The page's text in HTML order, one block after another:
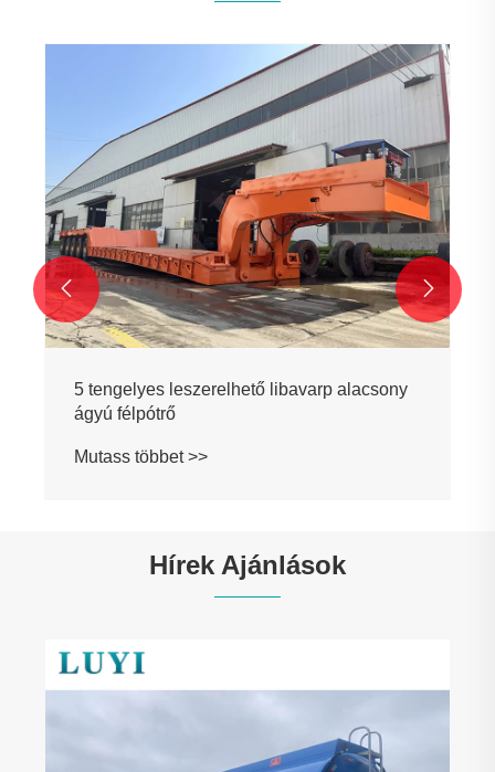
5 tengelyes leszerelhető libavarp alacsony
ágyú félpótrő
Mutass többet >>
 
Hírek Ajánlások